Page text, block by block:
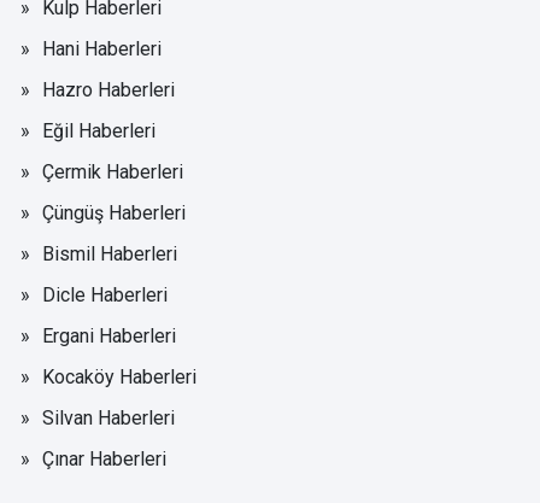
Kulp Haberleri
Hani Haberleri
Hazro Haberleri
Eğil Haberleri
Çermik Haberleri
Çüngüş Haberleri
Bismil Haberleri
Dicle Haberleri
Ergani Haberleri
Kocaköy Haberleri
Silvan Haberleri
Çınar Haberleri